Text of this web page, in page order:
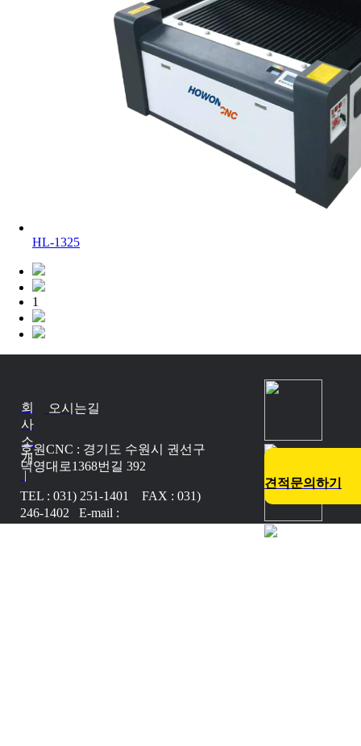
HL-1325
1
회
사
소
개
|
오시는길
호원CNC : 경기도 수원시 권선구
덕영대로1368번길 392
TEL : 031) 251-1401 FAX : 031)
246-1402 E-mail :
견적문의하기